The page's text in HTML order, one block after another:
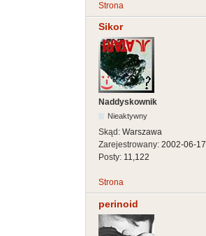
Strona
Sikor
Naddyskownik
Nieaktywny
Skąd: Warszawa
Zarejestrowany: 2002-06-17
Posty: 11,122
Strona
perinoid